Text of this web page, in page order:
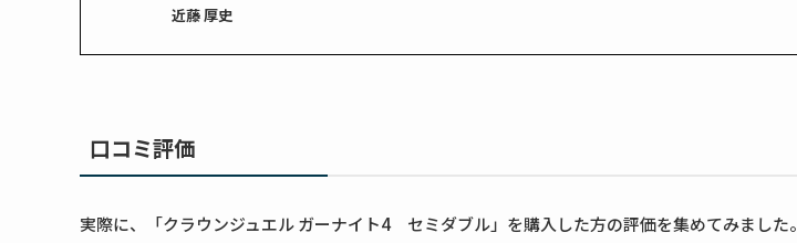
近藤 厚史
口コミ評価
実際に、「クラウンジュエル ガーナイト4 セミダブル」を購入した方の評価を集めてみました。